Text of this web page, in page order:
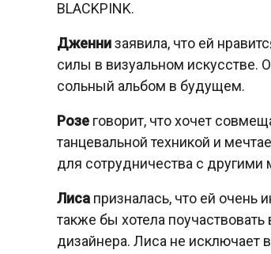
BLACKPINK.
Дженнизаявила, что ей
силы в визуальном искусстве.
сольный альбом в будущем.
Розе говорит, что хочет
танцевальной техникой и
для сотрудничества с другими
Лиса призналась, что ей очень
также бы хотела
дизайнера. Лиса не исключает